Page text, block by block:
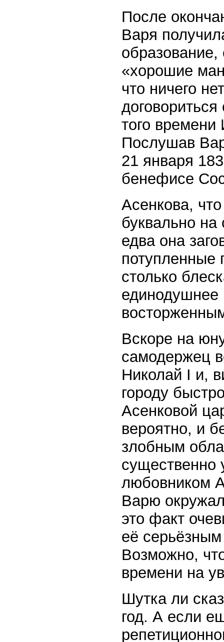
После
Варя
«хорошие
что ничего
того
Послушав
21 января
бенефисе
Асенкова,
буквально
едва она
потупленные
столько
единодушнее
Вскоре на
самодержец
Николай I и,
городу
Асенковой
вероятно, и
злобным
существенно
любовником
Варю
это факт
её
Возможно,
времени на
Шутка ли
год. А если